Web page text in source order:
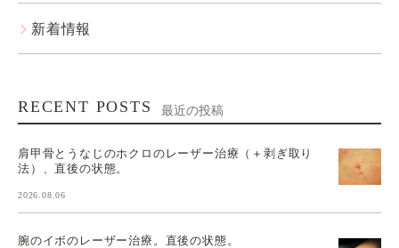
新着情報
RECENT POSTS 最近の投稿
肩甲骨とうなじのホクロのレーザー治療（＋剥ぎ取り
法）、直後の状態。
2026.08.06
腕のイボのレーザー治療。直後の状態。